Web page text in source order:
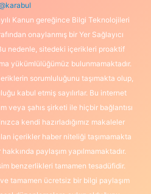
Kanun gereğince Bilgi Teknolojileri
onaylanmış bir Yer Sağlayıcı
nedenle, sitedeki içerikleri proaktif
yükümlülüğümüz bulunmamaktadır.
sorumluluğunu taşımakta olup,
kabul etmiş sayılırlar. Bu internet
veya şahıs şirketi ile hiçbir bağlantısı
kendi hazırladığımız makaleler
içerikler haber niteliği taşımamakta
paylaşım yapılmamaktadır.
benzerlikleri tamamen tesadüfidir.
tamamen ücretsiz bir bilgi paylaşım